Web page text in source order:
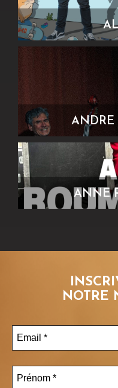
ANNE
NOTRE